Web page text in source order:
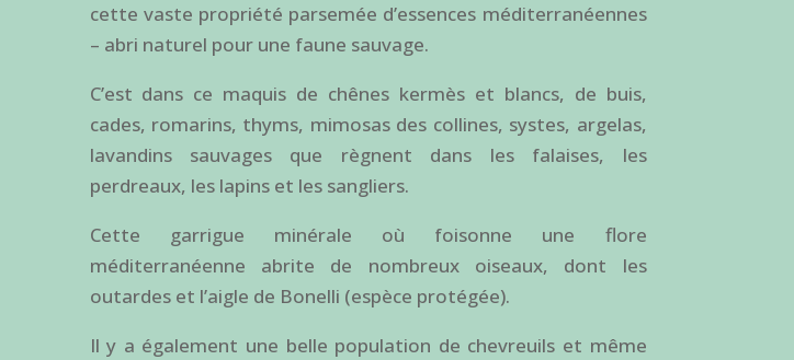
cette vaste propriété parsemée d’essences méditerranéennes
– abri naturel pour une faune sauvage.
C’est dans ce maquis de chênes kermès et blancs, de buis,
cades, romarins, thyms, mimosas des collines, systes, argelas,
lavandins sauvages que règnent dans les falaises, les
perdreaux, les lapins et les sangliers.
Cette garrigue minérale où foisonne une flore
méditerranéenne abrite de nombreux oiseaux, dont les
outardes et l’aigle de Bonelli (espèce protégée).
Il y a également une belle population de chevreuils et même